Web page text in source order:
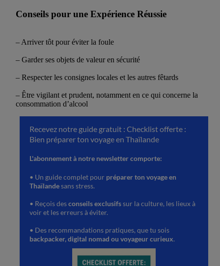
Conseils pour une Expérience Réussie
– Arriver tôt pour éviter la foule
– Garder ses objets de valeur en sécurité
– Respecter les consignes locales et les autres fêtards
– Être vigilant et prudent, notamment en ce qui concerne la
consommation d’alcool